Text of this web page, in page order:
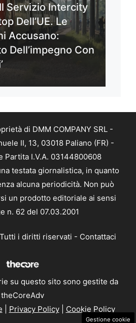
Servizio Intercity
Dell’UE. Le
Accusano:
Dell’impegno Con
di DMM COMPANY SRL -
II, 13, 03018 Paliano (FR) -
Partita I.V.A. 03144800608
testata giornalistica, in quanto
alcuna periodicità. Non può
un prodotto editoriale ai sensi
n. 62 del 07.03.2001
i diritti riservati - Contattaci
su questo sito sono gestite da
theCoreAdv
Privacy Policy| Cookie Policy
Gestione cookie